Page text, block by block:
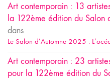
Art contemporain : 13
la 122ème édition du Salon
dans
Le Salon d’Automne 2025 :
Art contemporain : 23
pour la 122ème édition du